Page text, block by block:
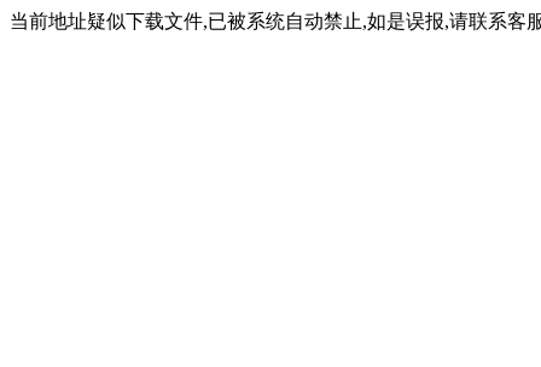
当前地址疑似下载文件,已被系统自动禁止,如是误报,请联系客